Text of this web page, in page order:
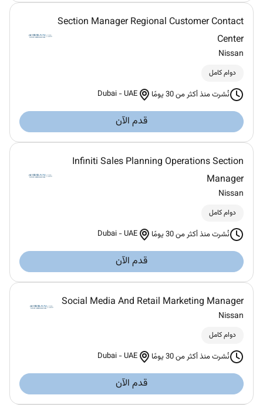
Section Manager Regional Customer Contact
Center
Nissan
دوام كامل
نُشرت منذ أكثر من 30 يومًا Dubai -UAE
قدم الآن
Infiniti Sales Planning Operations Section
Manager
Nissan
دوام كامل
نُشرت منذ أكثر من 30 يومًا Dubai -UAE
قدم الآن
Social Media And Retail Marketing Manager
Nissan
دوام كامل
نُشرت منذ أكثر من 30 يومًا Dubai -UAE
قدم الآن